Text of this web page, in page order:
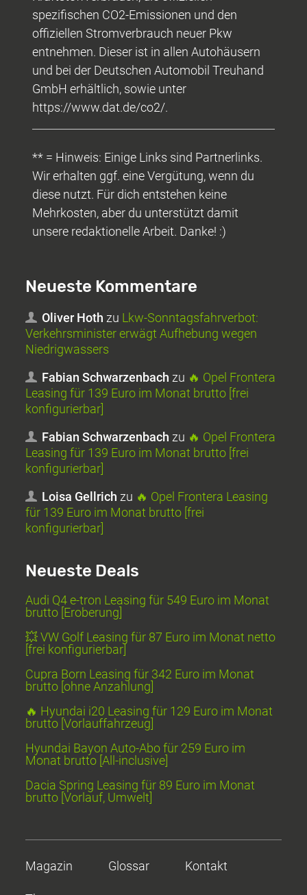
spezifischen CO2-Emissionen und den
offiziellen Stromverbrauch neuer Pkw
entnehmen. Dieser ist in allen Autohäusern
und bei der Deutschen Automobil Treuhand
GmbH erhältlich, sowie unter
https://www.dat.de/co2/.
** = Hinweis: Einige Links sind Partnerlinks.
Wir erhalten ggf. eine Vergütung, wenn du
diese nutzt. Für dich entstehen keine
Mehrkosten, aber du unterstützt damit
unsere redaktionelle Arbeit. Danke! :)
Neueste Kommentare
Oliver Hoth zu Lkw-Sonntagsfahrverbot:
Verkehrsminister erwägt Aufhebung wegen
Niedrigwassers
Fabian Schwarzenbach zu 🔥 Opel Frontera
Leasing für 139 Euro im Monat brutto [frei
konfigurierbar]
Fabian Schwarzenbach zu 🔥 Opel Frontera
Leasing für 139 Euro im Monat brutto [frei
konfigurierbar]
Loisa Gellrich zu 🔥 Opel Frontera Leasing
für 139 Euro im Monat brutto [frei
konfigurierbar]
Neueste Deals
Audi Q4 e-tron Leasing für 549 Euro im Monat
brutto [Eroberung]
💥 VW Golf Leasing für 87 Euro im Monat netto
[frei konfigurierbar]
Cupra Born Leasing für 342 Euro im Monat
brutto [ohne Anzahlung]
🔥 Hyundai i20 Leasing für 129 Euro im Monat
brutto [Vorlauffahrzeug]
Hyundai Bayon Auto-Abo für 259 Euro im
Monat brutto [All-inclusive]
Dacia Spring Leasing für 89 Euro im Monat
brutto [Vorlauf, Umwelt]
Magazin Glossar Kontakt